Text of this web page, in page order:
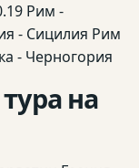
Рим -
- Сицилия Рим
- Черногория
на